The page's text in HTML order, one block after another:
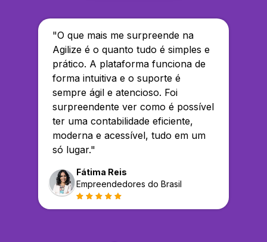
"O que mais me surpreende na
Agilize é o quanto tudo é simples e
prático. A plataforma funciona de
forma intuitiva e o suporte é
sempre ágil e atencioso. Foi
surpreendente ver como é possível
ter uma contabilidade eficiente,
moderna e acessível, tudo em um
só lugar."
Fátima Reis
Empreendedores do Brasil